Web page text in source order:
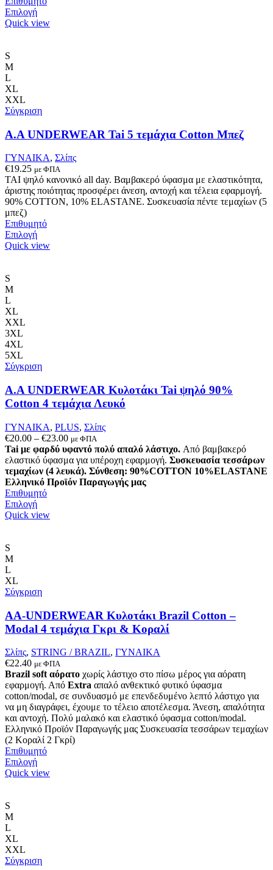
ΕπιλογήΑυτό
το
να
στη
σελίδα
του
προϊόντος
Quick view
S
M
L
XL
XXL
Σύγκριση
A.A UNDERWEAR Tai 5 τεμάχια Cotton Μπεζ
ΓΥΝΑΙΚΑ, Σλίπς
€19.25 με ΦΠΑ
ΤΑΙ ψηλό κανονικό all day. Βαμβακερό ύφασμα με ελαστικότητα,
άριστης ποιότητας προσφέρει άνεση, αντοχή και τέλεια εφαρμογή.
90% COTTON, 10% ELASTANE. Συσκευασία πέντε τεμαχίων (5
μπεζ)
Επιθυμητό
ΕπιλογήΑυτό
το
σελίδα
προϊόντος
Quick view
S
M
L
XL
XXL
3XL
4XL
5XL
Σύγκριση
A.A UNDERWEAR Κυλοτάκι Tai ψηλό 90%
Cotton 4 τεμάχια Λευκό
ΓΥΝΑΙΚΑ, PLUS, Σλίπς
€20.00 – €23.00Price
range:
€20.00
through
€23.00
με ΦΠΑ
Tai με φαρδύ υφαντό πολύ απαλό λάστιχο. Από βαμβακερό
ελαστικό ύφασμα για υπέροχη εφαρμογή. Συσκευασία τεσσάρων
τεμαχίων (4 λευκά). Σύνθεση: 90%COTTON 10%ELASTANE
Ελληνικό Προϊόν Παραγωγής μας
Επιθυμητό
ΕπιλογήΑυτό
το
μπορούν
επιλεγούν
στη
σελίδα
προϊόντος
Quick view
S
M
L
XL
Σύγκριση
AA-UNDERWEAR Κυλοτάκι Brazil Cotton –
Modal 4 τεμάχια Γκρι & Κοραλί
Σλίπς, STRING / BRAZIL, ΓΥΝΑΙΚΑ
€22.40 με ΦΠΑ
Brazil soft αόρατο χωρίς λάστιχο στο πίσω μέρος για αόρατη
εφαρμογή. Από Extra απαλό ανθεκτικό φυτικό ύφασμα
cotton/modal, σε συνδυασμό με επενδεδυμένο λεπτό λάστιχο για
να μη διαγράφει, έχουμε το τέλειο αποτέλεσμα. Άνεση, απαλότητα
και αντοχή. Πολύ μαλακό και ελαστικό ύφασμα cotton/modal.
Ελληνικό Προϊόν Παραγωγής μας Συσκευασία τεσσάρων τεμαχίων
(2 Κοραλί 2 Γκρί)
Επιθυμητό
ΕπιλογήΑυτό
το
να
Quick view
S
M
L
XL
XXL
Σύγκριση